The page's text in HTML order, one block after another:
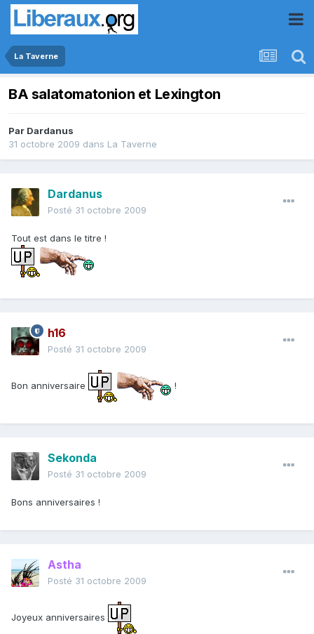
La Taverne
BA salatomatonion et Lexington
Par Dardanus
31 octobre 2009 dans La Taverne
Dardanus
Posté 31 octobre 2009
Tout est dans le titre !
h16
Posté 31 octobre 2009
Bon anniversaire !
Sekonda
Posté 31 octobre 2009
Bons anniversaires !
Astha
Posté 31 octobre 2009
Joyeux anniversaires